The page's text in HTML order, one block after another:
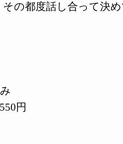
の都度話し合って決
円